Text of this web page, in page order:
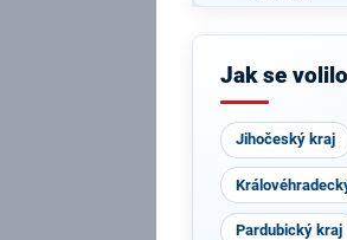
Jak se
Jihočeský kraj
Pardubický kraj